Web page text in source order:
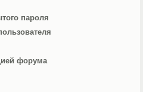
пароля
форума